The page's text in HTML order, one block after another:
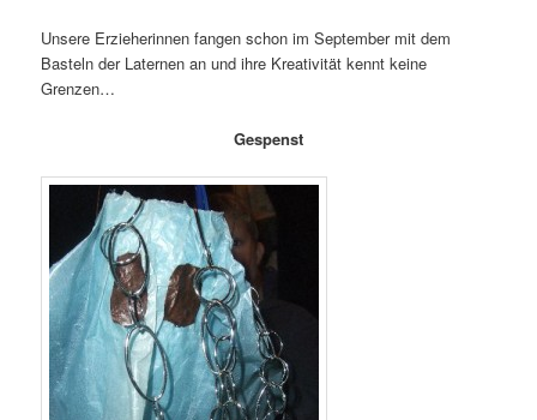
Unsere Erzieherinnen fangen schon im September mit dem
Basteln der Laternen an und ihre Kreativität kennt keine
Grenzen…
Gespenst